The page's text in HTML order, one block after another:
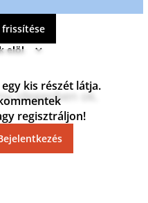
idegenben ok.
kis részét látja.
regisztráljon!